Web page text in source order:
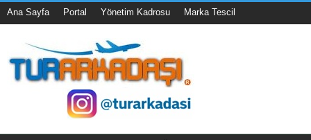
Ana Sayfa Portal Yönetim Kadrosu Marka Tescil